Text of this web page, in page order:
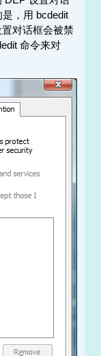
，用 bcdedit
对话框会被禁
命令来对